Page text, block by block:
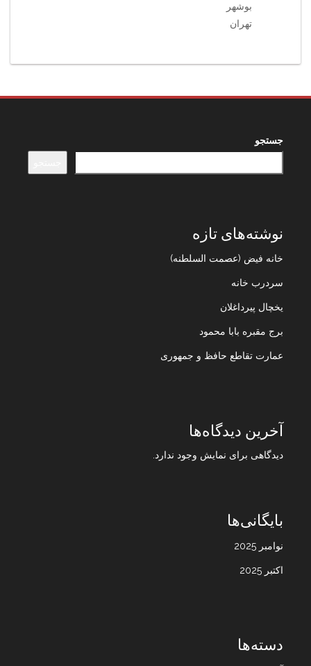
بوشهر
تهران
جستجو
نوشته‌های تازه
خانه فیض (عصمت السلطنه)
سردرب خانه
یخچال پیرداغلان
برج مقبره بابا محمود
عمارت تقاطع حافظ و جمهوری
آخرین دیدگاه‌ها
دیدگاهی برای نمایش وجود ندارد.
بایگانی‌ها
نوامبر 2025
اکتبر 2025
دسته‌ها